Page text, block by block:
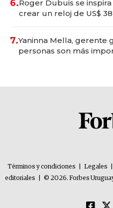
6.Roger Dubuis se
crear un reloj de US$
7.Yaninna Mella, gerente
personas son más
Términos y condiciones Legales
editoriales
© 2026. Forbes